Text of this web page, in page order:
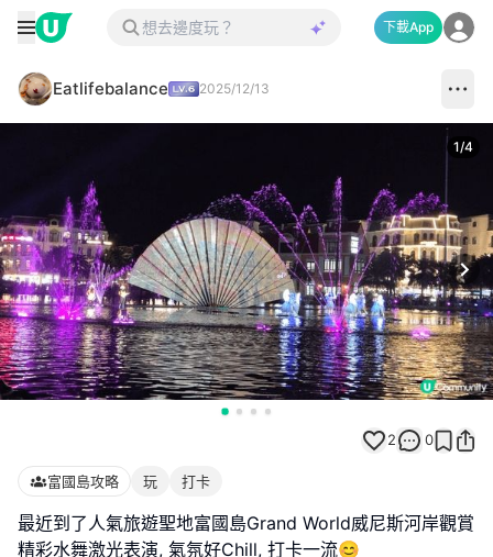
下載App
Eatlifebalance 2025/12/13
1/4
2 0
富國島攻略 玩 打卡
最近到了人氣旅遊聖地富國島Grand World威尼斯河岸觀賞